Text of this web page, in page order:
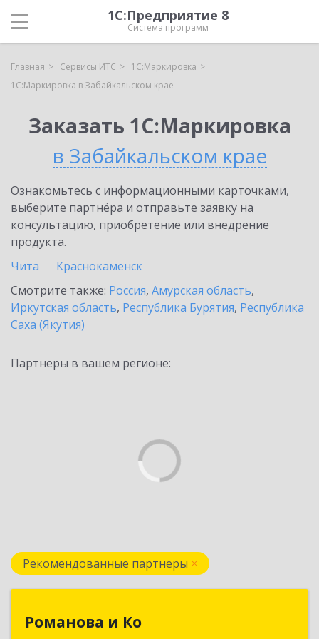
1С:Предприятие 8
Система программ
Главная Сервисы ИТС
1С:Маркировка
1С:Маркировка в Забайкальском крае
Заказать 1С:Маркировка
в Забайкальском крае
Ознакомьтесь с информационными карточками,
выберите партнёра и отправьте заявку на
консультацию, приобретение или внедрение
продукта.
Чита
Краснокаменск
Смотрите также: Россия, Амурская область,
Иркутская область, Республика Бурятия, Республика
Саха (Якутия)
Партнеры в вашем регионе:
Рекомендованные партнеры
Романова и Ко